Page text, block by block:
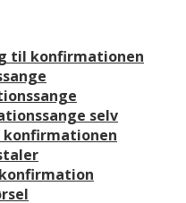
til konfirmationen
selv